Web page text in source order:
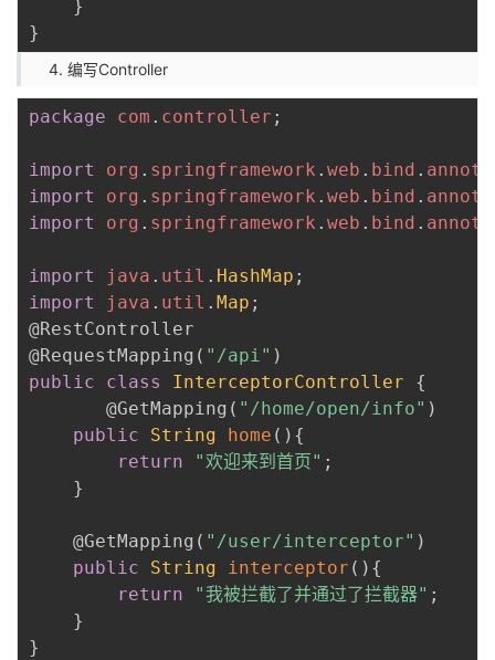
}
}
编写Controller
package com . controller ;
import org . springframework . web . bind .
import
org . springframework . web . bind .
import
org . springframework . web . bind .
import java . util . HashMap ;
import
java . util . Map ;
@RestController
@RequestMapping ( "/api" )
public
class InterceptorController
{
@GetMapping ( "/home/open/info" )
public
String home ( ) {
return
"欢迎来到首页" ;
}
@GetMapping ( "/user/interceptor" )
public
String interceptor ( ) {
return
"我被拦截了并通过了拦截器" ;
}
}